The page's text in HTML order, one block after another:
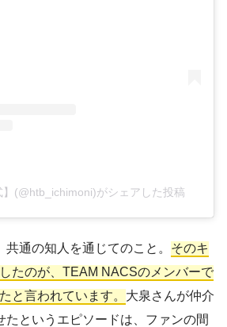
】(@htb_ichimoni)がシェアした投稿
通の知人を通じてのこと。 そのキ
たのが、TEAM NACSのメンバーで
と言われています。 大泉さんが仲介
たというエピソードは、ファンの間